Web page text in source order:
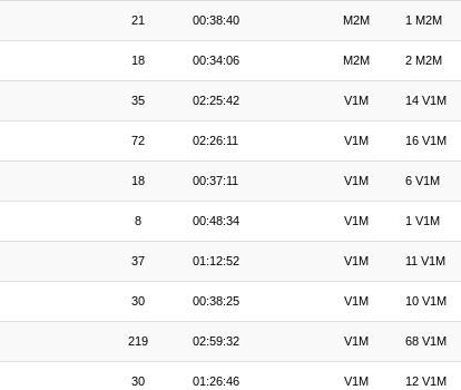
21 00:38:40 M2M 1 M2M
18 00:34:06 M2M 2 M2M
35 02:25:42 V1M 14 V1M
72 02:26:11 V1M 16 V1M
18 00:37:11 V1M 6 V1M
8 00:48:34 V1M 1 V1M
37 01:12:52 V1M 11 V1M
30 00:38:25 V1M 10 V1M
219 02:59:32 V1M 68 V1M
30 01:26:46 V1M 12 V1M